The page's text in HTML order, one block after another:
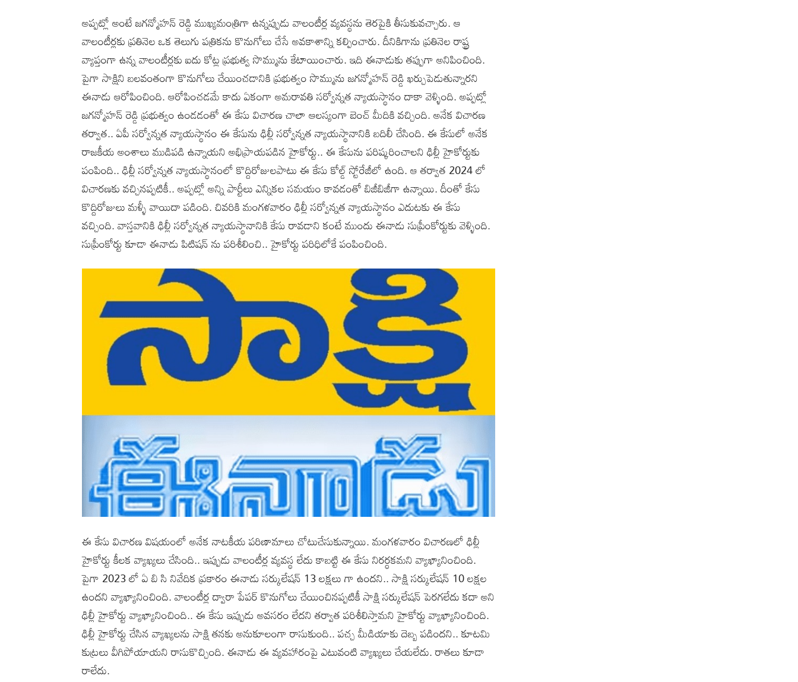
అప్పట్లో అంటే జగన్మోహన్ రెడ్డి ముఖ్యమంత్రిగా ఉన్నప్పుడు వాలంటీర్ల వ్యవస్థను తెరపైకి తీసుకువచ్చారు. ఆ
వాలంటీర్లకు ప్రతినెల ఒక తెలుగు పత్రికను కొనుగోలు చేసే అవకాశాన్ని కల్పించారు. దీనికిగాను ప్రతినెల రాష్ట్ర
వ్యాప్తంగా ఉన్న వాలంటీర్లకు ఐదు కోట్ల ప్రభుత్వ సొమ్మును కేటాయించారు. ఇది ఈనాడుకు తప్పుగా అనిపించింది.
పైగా సాక్షిని బలవంతంగా కొనుగోలు చేయించడానికి ప్రభుత్వం సొమ్మును జగన్మోహన్ రెడ్డి ఖర్చుపెడుతున్నారని
ఈనాడు ఆరోపించింది. ఆరోపించడమే కాదు ఏకంగా అమరావతి సర్వోన్నత న్యాయస్థానం దాకా వెళ్ళింది. అప్పట్లో
జగన్మోహన్ రెడ్డి ప్రభుత్వం ఉండడంతో ఈ కేసు విచారణ చాలా ఆలస్యంగా బెంచ్ మీదికి వచ్చింది. అనేక విచారణ
తర్వాత.. ఏపీ సర్వోన్నత న్యాయస్థానం ఈ కేసును ఢిల్లీ సర్వోన్నత న్యాయస్థానానికి బదిలీ చేసింది. ఈ కేసులో అనేక
రాజకీయ అంశాలు ముడిపడి ఉన్నాయని అభిప్రాయపడిన హైకోర్టు.. ఈ కేసును పరిష్కరించాలని ఢిల్లీ హైకోర్టుకు
పంపింది.. ఢిల్లీ సర్వోన్నత న్యాయస్థానంలో కొద్దిరోజులపాటు ఈ కేసు కోల్డ్ స్టోరేజీలో ఉంది. ఆ తర్వాత 2024 లో
విచారణకు వచ్చినప్పటికీ.. అప్పట్లో అన్ని పార్టీలు ఎన్నికల సమయం కావడంతో బిజీబిజీగా ఉన్నాయి. దీంతో కేసు
కొద్దిరోజులు మళ్ళీ వాయిదా పడింది. చివరికి మంగళవారం ఢిల్లీ సర్వోన్నత న్యాయస్థానం ఎదుటకు ఈ కేసు
వచ్చింది. వాస్తవానికి ఢిల్లీ సర్వోన్నత న్యాయస్థానానికి కేసు రావడాని కంటే ముందు ఈనాడు సుప్రీంకోర్టుకు వెళ్ళింది.
సుప్రీంకోర్టు కూడా ఈనాడు పిటిషన్ ను పరిశీలించి.. హైకోర్టు పరిధిలోకే పంపించింది.
ఈ కేసు విచారణ విషయంలో అనేక నాటకీయ పరిణామాలు చోటుచేసుకున్నాయి. మంగళవారం విచారణలో ఢిల్లీ
హైకోర్టు కీలక వ్యాఖ్యలు చేసింది.. ఇప్పుడు వాలంటీర్ల వ్యవస్థ లేదు కాబట్టి ఈ కేసు నిరర్ధకమని వ్యాఖ్యానించింది.
పైగా 2023 లో ఏ బి సి నివేదిక ప్రకారం ఈనాడు సర్కులేషన్ 13 లక్షలు గా ఉందని.. సాక్షి సర్కులేషన్ 10 లక్షల
ఉందని వ్యాఖ్యానించింది. వాలంటీర్ల ద్వారా పేపర్ కొనుగోలు చేయించినప్పటికీ సాక్షి సర్కులేషన్ పెరగలేదు కదా అని
ఢిల్లీ హైకోర్టు వ్యాఖ్యానించింది.. ఈ కేసు ఇప్పుడు అవసరం లేదని తర్వాత పరిశీలిస్తామని హైకోర్టు వ్యాఖ్యానించింది.
ఢిల్లీ హైకోర్టు చేసిన వ్యాఖ్యలను సాక్షి తనకు అనుకూలంగా రాసుకుంది.. పచ్చ మీడియాకు దెబ్బ పడిందని.. కూటమి
కుట్రలు వీగిపోయాయని రాసుకొచ్చింది. ఈనాడు ఈ వ్యవహారంపై ఎటువంటి వ్యాఖ్యలు చేయలేదు. రాతలు కూడా
రాలేదు.